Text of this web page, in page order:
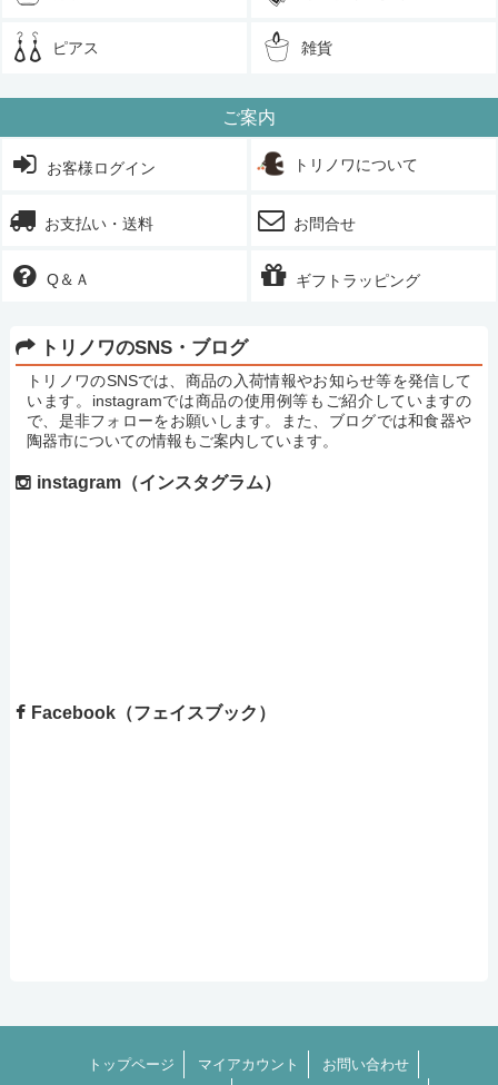
ピアス 雑貨
ご案内
お客様ログイン トリノワについて
お支払い・送料 お問合せ
Q＆Ａ ギフトラッピング
トリノワのSNS・ブログ
トリノワのSNSでは、商品の入荷情報やお知らせ等を発信して
います。instagramでは商品の使用例等もご紹介していますの
で、是非フォローをお願いします。また、ブログでは和食器や
陶器市についての情報もご案内しています。
instagram（インスタグラム）
Facebook（フェイスブック）
トップページ マイアカウント
お問い合わせ